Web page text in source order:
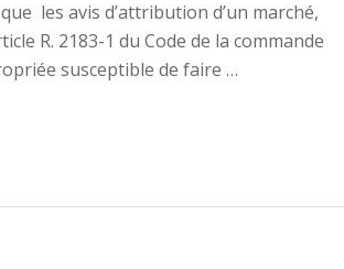
les avis d’attribution d’un marché,
R. 2183-1 du Code de la commande
susceptible de faire …